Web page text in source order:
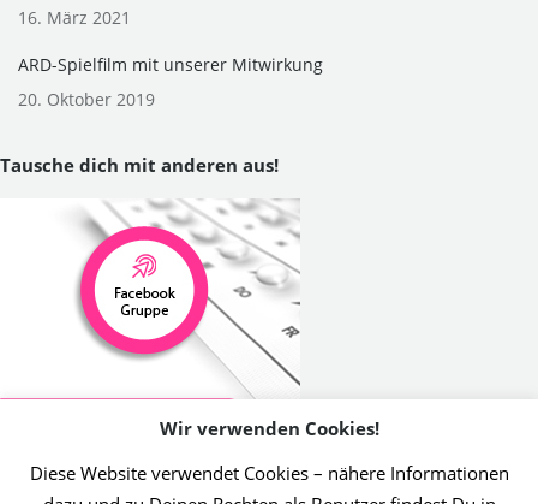
16. März 2021
ARD-Spielfilm mit unserer Mitwirkung
20. Oktober 2019
Tausche dich mit anderen aus!
Wir verwenden Cookies!
Diese Website verwendet Cookies – nähere Informationen